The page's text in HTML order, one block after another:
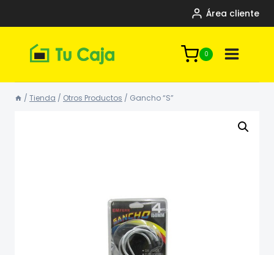
Área cliente
0
/ Tienda / Otros Productos / Gancho “S”